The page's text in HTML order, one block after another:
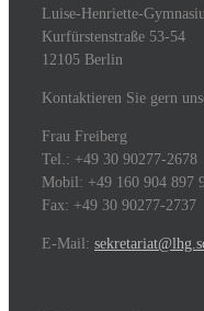
Luise-Henriette-
Kurfürstenstraße 53-54
12105 Berlin
Kontaktieren Sie gern
Frau Freiberg
Tel.: +49 30 90277-2678
Mobil: +49 160 904 897
Fax: +49 30 90277-2737
E-Mail: